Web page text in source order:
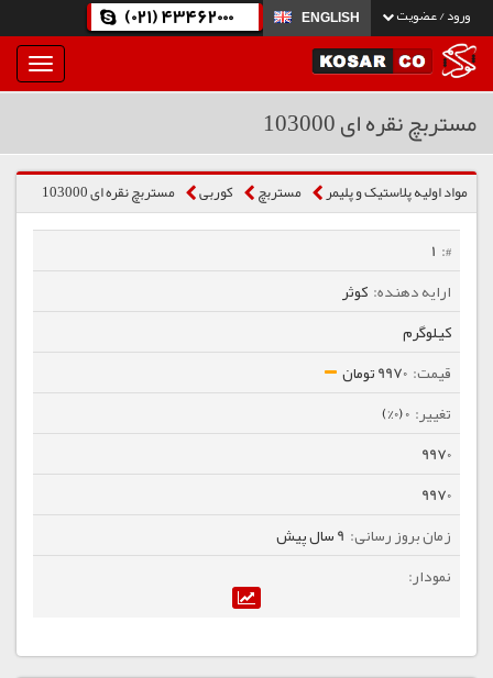
ورود / عضویت ENGLISH
(021) 43462000
بار
و
مستربچ نقره ای 103000
مواد اولیه پلاستیک و پلیمر مستربچ كوربی مستربچ نقره ای 103000
1
کوثر
کیلوگرم
9970 تومان
0 (0%)
9970
9970
9 سال پیش